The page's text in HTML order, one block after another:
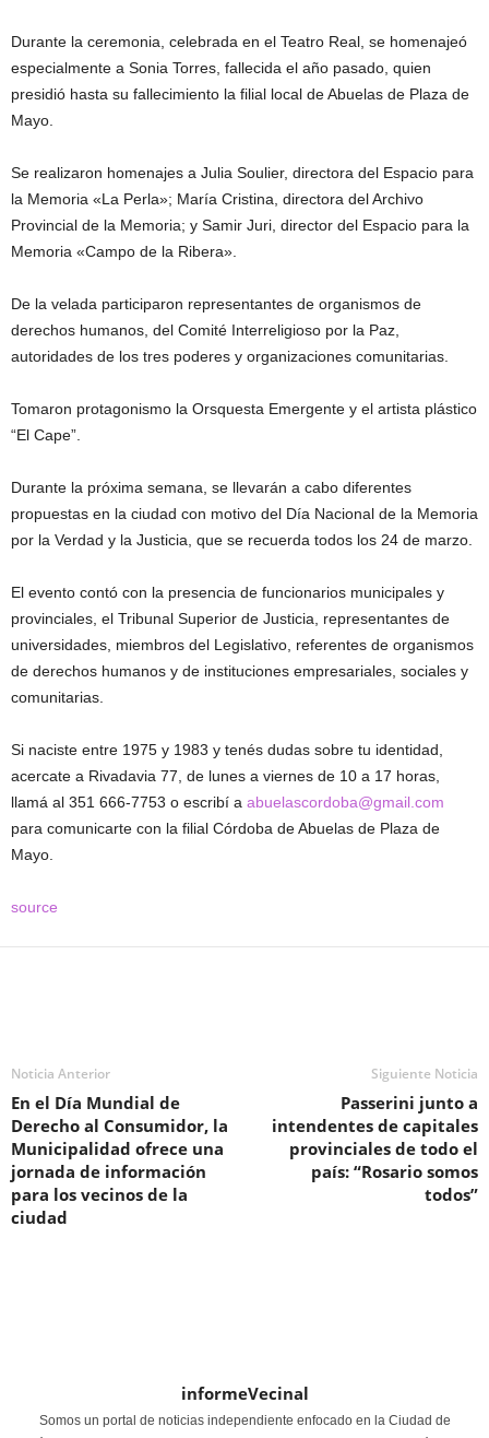
Durante la ceremonia, celebrada en el Teatro Real, se homenajeó
especialmente a Sonia Torres, fallecida el año pasado, quien
presidió hasta su fallecimiento la filial local de Abuelas de Plaza de
Mayo.
Se realizaron homenajes a Julia Soulier, directora del Espacio para
la Memoria «La Perla»; María Cristina, directora del Archivo
Provincial de la Memoria; y Samir Juri, director del Espacio para la
Memoria «Campo de la Ribera».
De la velada participaron representantes de organismos de
derechos humanos, del Comité Interreligioso por la Paz,
autoridades de los tres poderes y organizaciones comunitarias.
Tomaron protagonismo la Orsquesta Emergente y el artista plástico
“El Cape”.
Durante la próxima semana, se llevarán a cabo diferentes
propuestas en la ciudad con motivo del Día Nacional de la Memoria
por la Verdad y la Justicia, que se recuerda todos los 24 de marzo.
El evento contó con la presencia de funcionarios municipales y
provinciales, el Tribunal Superior de Justicia, representantes de
universidades, miembros del Legislativo, referentes de organismos
de derechos humanos y de instituciones empresariales, sociales y
comunitarias.
Si naciste entre 1975 y 1983 y tenés dudas sobre tu identidad,
acercate a Rivadavia 77, de lunes a viernes de 10 a 17 horas,
llamá al 351 666-7753 o escribí a abuelascordoba@gmail.com
para comunicarte con la filial Córdoba de Abuelas de Plaza de
Mayo.
source
Noticia Anterior
En el Día Mundial de
Derecho al Consumidor, la
Municipalidad ofrece una
jornada de información
para los vecinos de la
ciudad
Siguiente Noticia
Passerini junto a
intendentes de capitales
provinciales de todo el
país: “Rosario somos
todos”
informeVecinal
Somos un portal de noticias independiente enfocado en la Ciudad de